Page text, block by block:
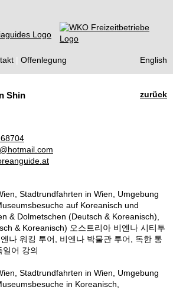
Offenlegung English
zurück
Shin
Stadtrundfahrten in Wien, Umgebung
auf Koreanisch und
& Dolmetschen (Deutsch & Koreanisch),
& Koreanisch) 오스트리아 비엔나 시티투
나 워킹 투어, 비엔나 박물관 투어, 독한 통
일어 강의
Stadtrundfahrten in Wien, Umgebung
in Koreanisch,